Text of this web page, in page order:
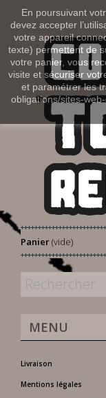
En poursuivant
devez accepter
votre appareil
texte) permettent de
votre panier, vous
visite et sécuriser
et paramétrer les
obligations/sites-
Panier(vide)
MENU
Livraison
Mentions légales